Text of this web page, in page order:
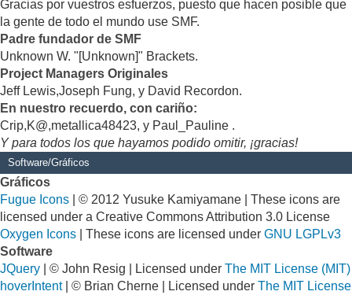
Gracias por vuestros esfuerzos, puesto que hacen posible que
la gente de todo el mundo use SMF.
Padre fundador de SMF
Unknown W. "[Unknown]" Brackets.
Project Managers Originales
Jeff Lewis,Joseph Fung, y David Recordon.
En nuestro recuerdo, con cariño:
Crip,K@,metallica48423, y Paul_Pauline .
Y para todos los que hayamos podido omitir, ¡gracias!
Software/Gráficos
Gráficos
Fugue Icons | © 2012 Yusuke Kamiyamane | These icons are
licensed under a Creative Commons Attribution 3.0 License
Oxygen Icons | These icons are licensed under GNU LGPLv3
Software
JQuery | © John Resig | Licensed under The MIT License (MIT)
hoverIntent| © Brian Cherne | Licensed under The MIT License